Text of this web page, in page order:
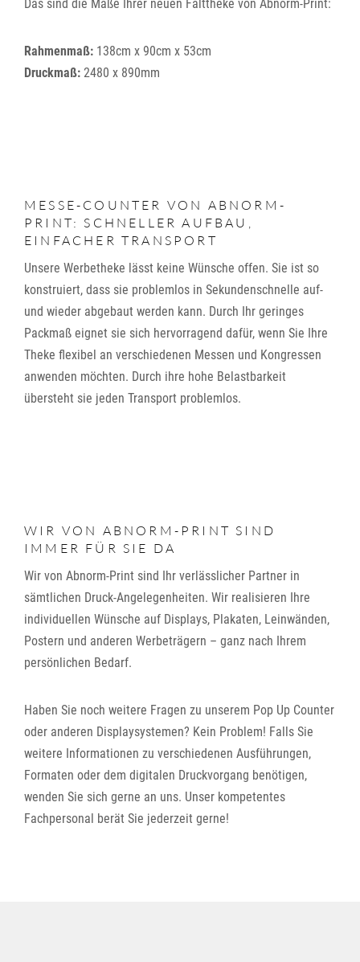
Das sind die Maße Ihrer neuen Falttheke von Abnorm-Print:
Rahmenmaß: 138cm x 90cm x 53cm
Druckmaß: 2480 x 890mm
MESSE-COUNTER VON ABNORM-
PRINT: SCHNELLER AUFBAU,
EINFACHER TRANSPORT
Unsere Werbetheke lässt keine Wünsche offen. Sie ist so
konstruiert, dass sie problemlos in Sekundenschnelle auf-
und wieder abgebaut werden kann. Durch Ihr geringes
Packmaß eignet sie sich hervorragend dafür, wenn Sie Ihre
Theke flexibel an verschiedenen Messen und Kongressen
anwenden möchten. Durch ihre hohe Belastbarkeit
übersteht sie jeden Transport problemlos.
WIR VON ABNORM-PRINT SIND
IMMER FÜR SIE DA
Wir von Abnorm-Print sind Ihr verlässlicher Partner in
sämtlichen Druck-Angelegenheiten. Wir realisieren Ihre
individuellen Wünsche auf Displays, Plakaten, Leinwänden,
Postern und anderen Werbeträgern – ganz nach Ihrem
persönlichen Bedarf.
Haben Sie noch weitere Fragen zu unserem Pop Up Counter
oder anderen Displaysystemen? Kein Problem! Falls Sie
weitere Informationen zu verschiedenen Ausführungen,
Formaten oder dem digitalen Druckvorgang benötigen,
wenden Sie sich gerne an uns. Unser kompetentes
Fachpersonal berät Sie jederzeit gerne!